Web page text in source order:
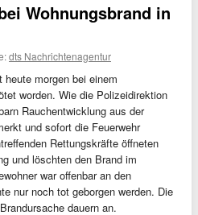
Wohnungsbrand in
dts Nachrichtenagentur
morgen bei einem
worden. Wie die Polizeidirektion
Rauchentwicklung aus der
und sofort die Feuerwehr
Rettungskräfte öffneten
und löschten den Brand im
war offenbar an den
nur noch tot geborgen werden. Die
dauern an.